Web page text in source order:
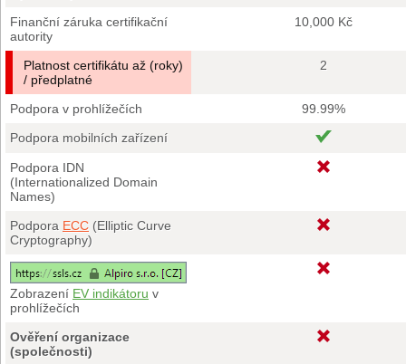
Finanční záruka certifikační
autority
10,000 Kč
Platnost certifikátu až (roky)
/ předplatné
2
Podpora v prohlížečích
99.99%
Podpora mobilních zařízení
Podpora IDN
(Internationalized Domain
Names)
Podpora ECC (Elliptic Curve
Cryptography)
Zobrazení EV indikátoru v
prohlížečích
Ověření organizace
(společnosti)